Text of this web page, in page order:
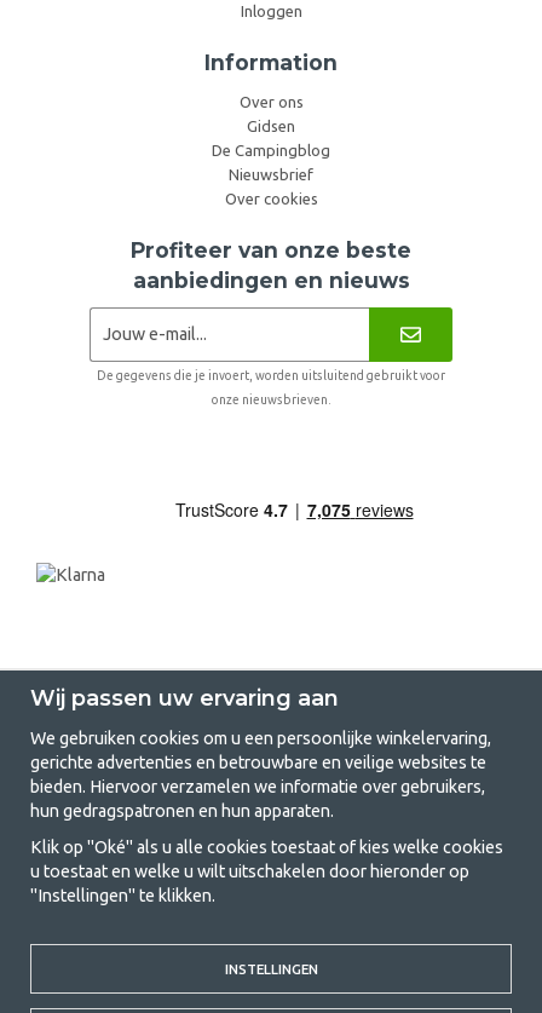
Inloggen
Information
Over ons
Gidsen
De Campingblog
Nieuwsbrief
Over cookies
Profiteer van onze beste
aanbiedingen en nieuws
De gegevens die je invoert, worden uitsluitend gebruikt voor
onze nieuwsbrieven.
GetCamping.nl - Jouw winkel voor
kamperen en buitenleven
Kamperen kan een levensstijl zijn of een manier om het gezin samen te
brengen voor een gezamenlijk avontuur. Welke categorie je ook kiest,
bij ons vind je alles wat je nodig hebt aan kampeeraccessoires. Wij
bieden wij zeer scherpe prijzen voor familietenten, caravanluifels en alle
andere uitrusting voor kamperen en buitenleven. Ons doel is om in elke
prijsklasse de beste kampeeruitrusting te leveren wat betreft kwaliteit
Wij passen uw ervaring aan
We gebruiken cookies om u een persoonlijke winkelervaring,
gerichte advertenties en betrouwbare en veilige websites te
bieden. Hiervoor verzamelen we informatie over gebruikers,
hun gedragspatronen en hun apparaten.
Klik op "Oké" als u alle cookies toestaat of kies welke cookies
u toestaat en welke u wilt uitschakelen door hieronder op
"Instellingen" te klikken.
INSTELLINGEN